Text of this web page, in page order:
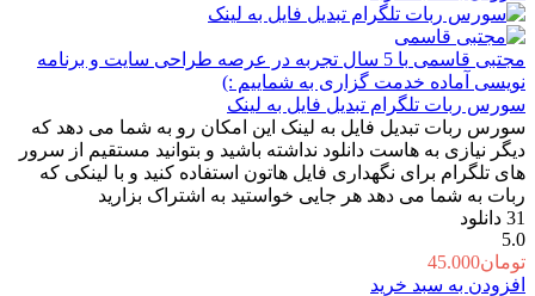
تومان274.000
بود.
تومان274.000.
مجتبی قاسمی
با 5 سال تجربه در عرصه طراحی سایت و برنامه
نویسی آماده خدمت گزاری به شماییم :)
سورس ربات تلگرام تبدیل فایل به لینک
سورس ربات تبدیل فایل به لینک این امکان رو به شما می دهد که
دیگر نیازی به هاست دانلود نداشته باشید و بتوانید مستقیم از سرور
های تلگرام برای نگهداری فایل هاتون استفاده کنید و با لینکی که
ربات به شما می دهد هر جایی خواستید به اشتراک بزارید
31 دانلود
5.0
تومان45.000
افزودن به سبد خرید